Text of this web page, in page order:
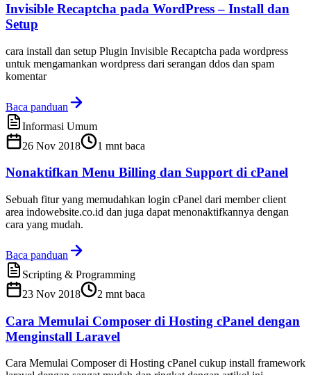
Invisible Recaptcha pada WordPress – Install dan
Setup
cara install dan setup Plugin Invisible Recaptcha pada wordpress
untuk mengamankan wordpress dari serangan ddos dan spam
komentar
Baca panduan
Informasi Umum
26 Nov 2018
1 mnt baca
Nonaktifkan Menu Billing dan Support di cPanel
Sebuah fitur yang memudahkan login cPanel dari member client
area indowebsite.co.id dan juga dapat menonaktifkannya dengan
cara yang mudah.
Baca panduan
Scripting & Programming
23 Nov 2018
2 mnt baca
Cara Memulai Composer di Hosting cPanel dengan
Menginstall Laravel
Cara Memulai Composer di Hosting cPanel cukup install framework